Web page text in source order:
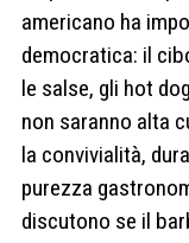
americano ha
democratica: il
le salse, gli hot
non saranno alta
la convivialità,
purezza
discutono se il